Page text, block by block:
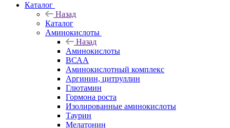
Каталог
Назад
Каталог
Аминокислоты
Назад
Аминокислоты
ВСАА
Аминокислотный комплекс
Аргинин, цитруллин
Глютамин
Гормона роста
Изолированные аминокислоты
Таурин
Мелатонин